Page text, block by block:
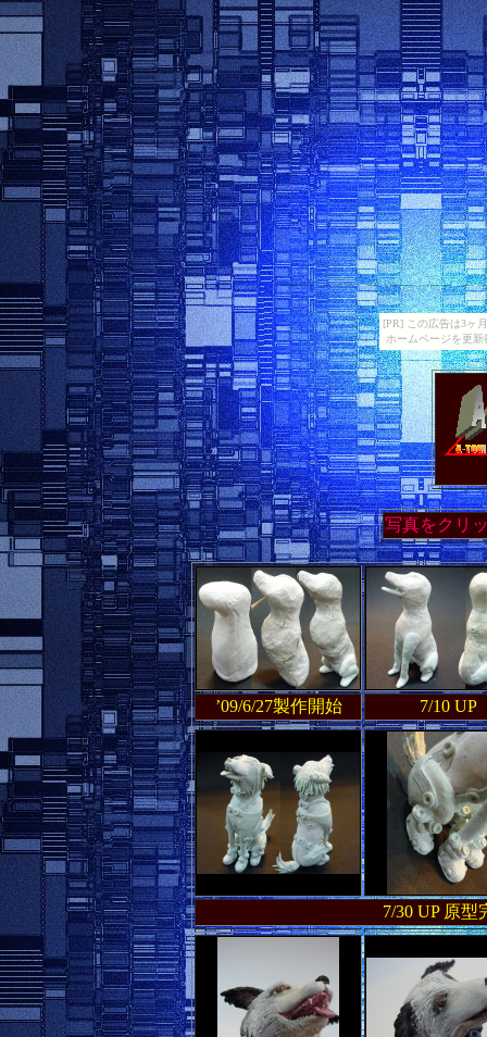
[PR] この広告は3ヶ
ホームページを更
写真をクリ
’09/6/27製作開始 7/10 UP
7/30 UP 原型